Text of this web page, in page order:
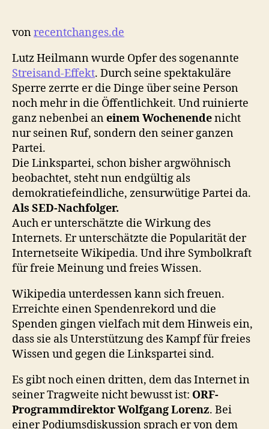
vonrecentchanges.de
Lutz Heilmann wurde Opfer des sogenannte
Streisand-Effekt. Durch seine spektakuläre
Sperre zerrte er die Dinge über seine Person
noch mehr in die Öffentlichkeit. Und ruinierte
ganz nebenbei aneinem Wochenendenicht
nur seinen Ruf, sondern den seiner ganzen
Partei.
Die Linkspartei, schon bisher argwöhnisch
beobachtet, steht nun endgültig als
demokratiefeindliche, zensurwütige Partei da.
Als SED-Nachfolger.
Auch er unterschätzte die Wirkung des
Internets. Er unterschätzte die Popularität der
Internetseite Wikipedia. Und ihre Symbolkraft
für freie Meinung und freies Wissen.
Wikipedia unterdessen kann sich freuen.
Erreichte einen Spendenrekord und die
Spenden gingen vielfach mit dem Hinweis ein,
dass sie als Unterstützung des Kampf für freies
Wissen und gegen die Linkspartei sind.
Es gibt noch einen dritten, dem das Internet in
seiner Tragweite nicht bewusst ist: ORF-
Programmdirektor Wolfgang Lorenz. Bei
einer Podiumsdiskussion sprach er von dem